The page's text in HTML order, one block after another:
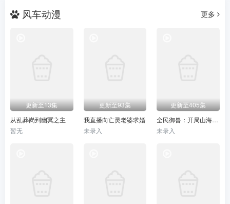
风车动漫 更多
更新至13集
从乱葬岗到幽冥之主
暂无
更新至93集
我直播向亡灵老婆求婚
未录入
更新至405集
全民御兽：开局山海经，我横扫全球
未录入